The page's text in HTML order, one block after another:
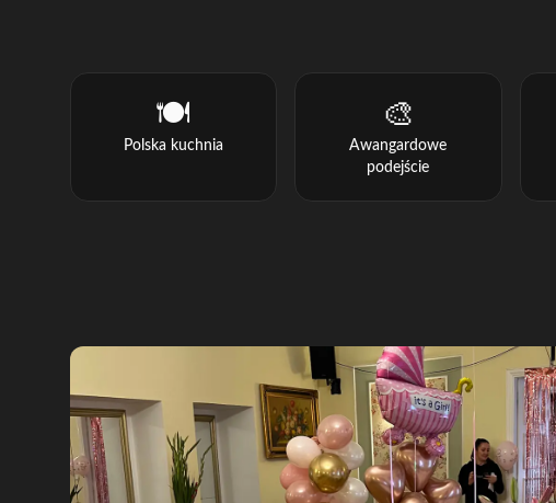
🍽️
Polska kuchnia
🎨
Awangardowe
podejście